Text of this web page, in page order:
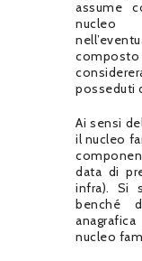
assume
nucleo
posseduti
Ai sensi
il nucleo
data di
infra). Si
benché
nucleo